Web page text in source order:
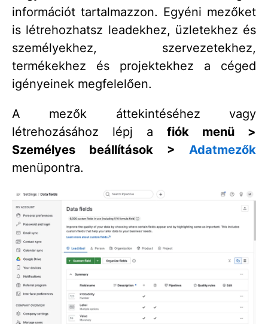
információt tartalmazzon. Egyéni mezőket
is létrehozhatsz leadekhez, üzletekhez és
személyekhez, szervezetekhez,
termékekhez és projektekhez a céged
igényeinek megfelelően.
A mezők áttekintéséhez vagy
létrehozásához lépj a fiók menü >
Személyes beállítások > Adatmezők
menüpontra.